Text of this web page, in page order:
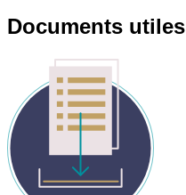
Documents utiles